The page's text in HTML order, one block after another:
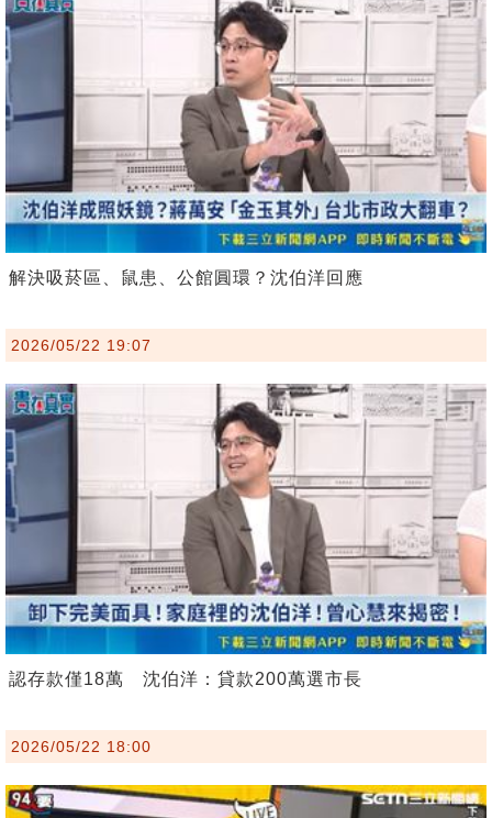
解決吸菸區、鼠患、公館圓環？沈伯洋回應
2026/05/22 19:07
認存款僅18萬 沈伯洋：貸款200萬選市長
2026/05/22 18:00